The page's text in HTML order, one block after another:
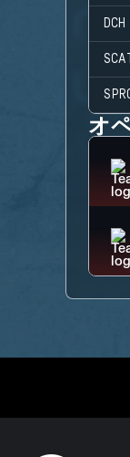
DCH
オ